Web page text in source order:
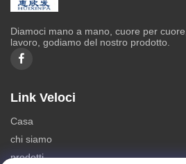
Diamoci mano a mano, cuore per
lavoro, godiamo del nostro prodotto.
Link Veloci
Casa
chi siamo
prodotti